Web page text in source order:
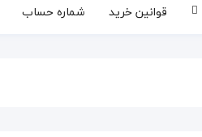
قوانین خرید شماره حساب